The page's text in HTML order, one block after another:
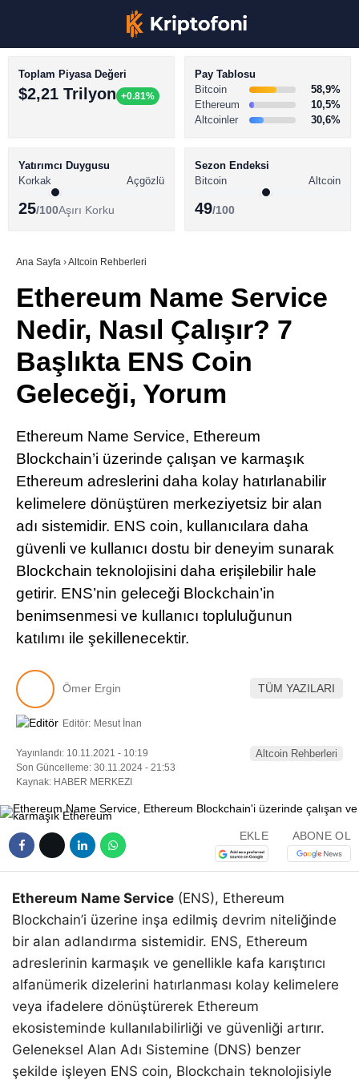
Youtube
TikTok
Telegram
BİTCOİN HABERLERİ
ALTCOİN HABERLERİ
SÖZLÜK
Toplam Piyasa Değeri
$2,21 Trilyon +0.81%
Pay Tablosu
Bitcoin
58,9%
Ethereum
10,5%
Altcoinler
30,6%
Yatırımcı Duygusu
Korkak
Açgözlü
25/100Aşırı Korku
Sezon Endeksi
Bitcoin
Altcoin
49/100
Ana Sayfa ›Altcoin Rehberleri
Ethereum Name Service
Nedir, Nasıl Çalışır? 7
Başlıkta ENS Coin
Geleceği, Yorum
Ethereum Name Service, Ethereum
Blockchain’i üzerinde çalışan ve karmaşık
Ethereum adreslerini daha kolay hatırlanabilir
kelimelere dönüştüren merkeziyetsiz bir alan
adı sistemidir. ENS coin, kullanıcılara daha
güvenli ve kullanıcı dostu bir deneyim sunarak
Blockchain teknolojisini daha erişilebilir hale
getirir. ENS’nin geleceği Blockchain’in
benimsenmesi ve kullanıcı topluluğunun
katılımı ile şekillenecektir.
Ömer Ergin TÜM YAZILARI
Editör: Mesut İnan
Yayınlandı: 10.11.2021 - 10:19
Son Güncelleme: 30.11.2024 - 21:53
Kaynak: HABER MERKEZI
Altcoin Rehberleri
EKLE ABONE OL
Ethereum Name Service (ENS), Ethereum
Blockchain’i üzerine inşa edilmiş devrim niteliğinde
bir alan adlandırma sistemidir. ENS, Ethereum
adreslerinin karmaşık ve genellikle kafa karıştırıcı
alfanümerik dizelerini hatırlanması kolay kelimelere
veya ifadelere dönüştürerek Ethereum
ekosisteminde kullanılabilirliği ve güvenliği artırır.
Geleneksel Alan Adı Sistemine (DNS) benzer
şekilde işleyen ENS coin, Blockchain teknolojisiyle